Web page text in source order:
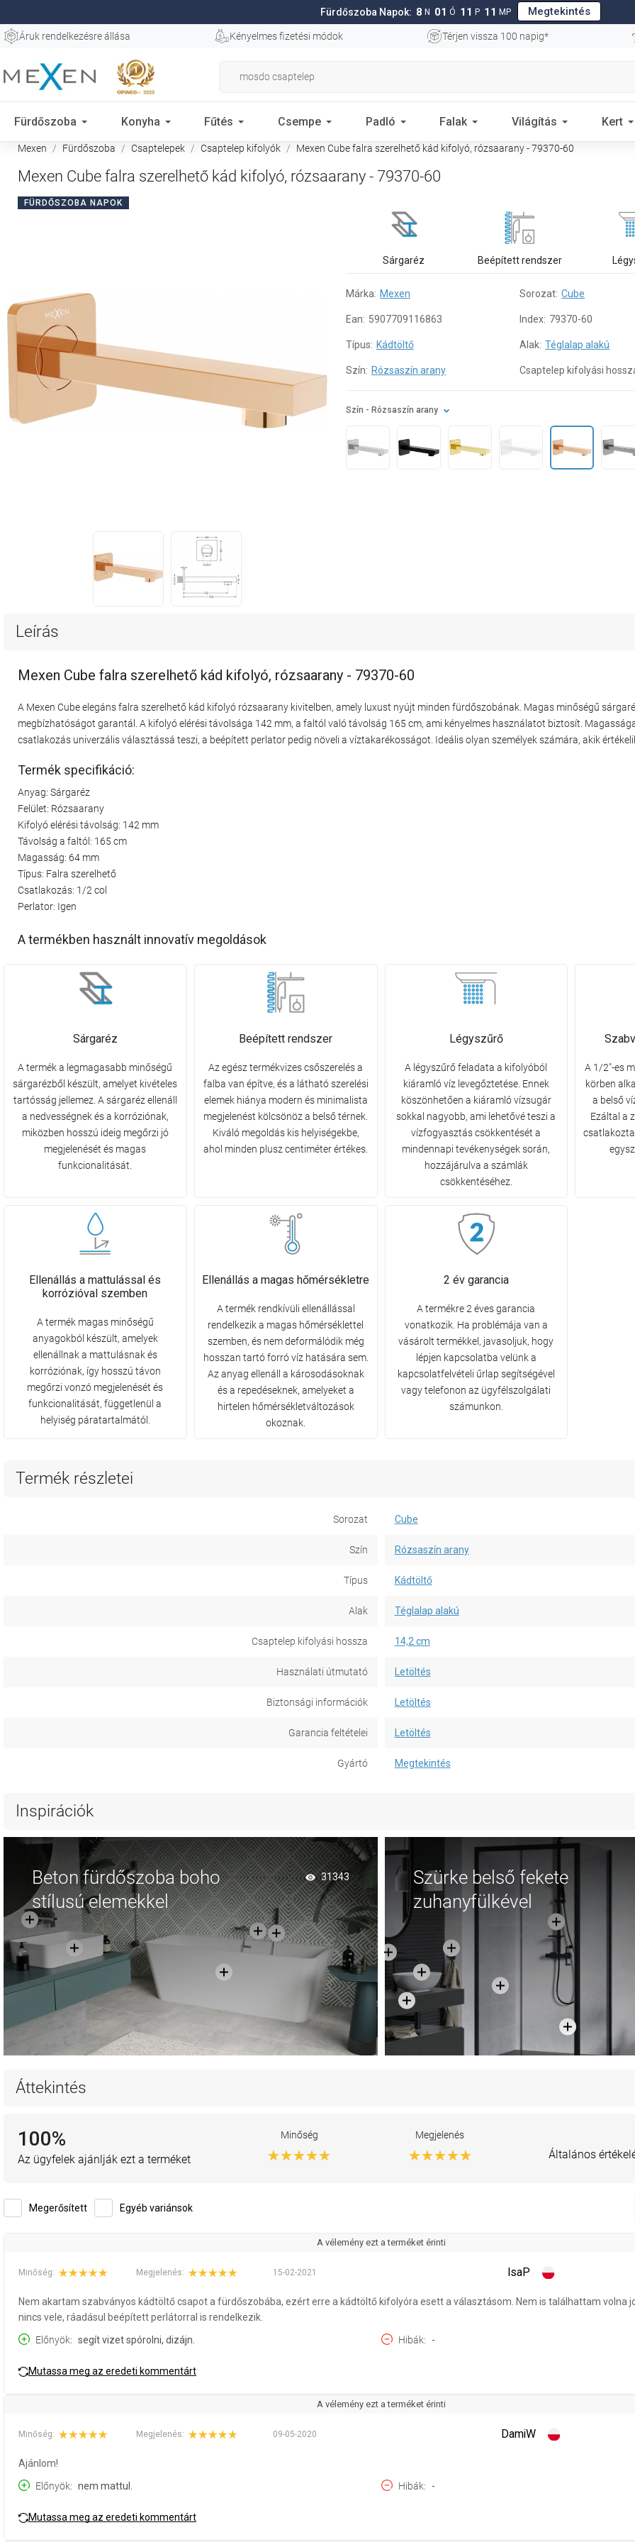
Fürdőszoba Napok: 8 N 01 Ó 11 P 10 MP Megtekintés
Áruk rendelkezésre állása Kényelmes fizetési módok Térjen vissza 100 napig*
Fürdőszoba Konyha Fűtés Csempe Padló Falak Világítás Kert
Mexen Fürdőszoba Csaptelepek Csaptelep kifolyók Mexen Cube falra szerelhető kád kifolyó, rózsaarany - 79370-60
Mexen Cube falra szerelhető kád kifolyó, rózsaarany - 79370-60
FÜRDŐSZOBA NAPOK
Sárgaréz Beépített rendszer
Márka: Mexen Sorozat: Cube
Ean: 5907709116863 Index: 79370-60
Típus: Kádtöltő Alak: Téglalap alakú
Szín: Rózsaszín arany Csaptelep kifolyási
Szín - Rózsaszín arany
Leírás
Mexen Cube falra szerelhető kád kifolyó, rózsaarany - 79370-60
A Mexen Cube elegáns falra szerelhető kád kifolyó rózsaarany kivitelben, amely luxust nyújt minden fürdőszobának. Magas minőségű
megbízhatóságot garantál. A kifolyó elérési távolsága 142 mm, a faltól való távolság 165 cm, ami kényelmes használatot biztosít.
csatlakozás univerzális választássá teszi, a beépített perlator pedig növeli a víztakarékosságot. Ideális olyan személyek számára, akik
Termék specifikáció:
Anyag: Sárgaréz
Felület: Rózsaarany
Kifolyó elérési távolság: 142 mm
Távolság a faltól: 165 cm
Magasság: 64 mm
Típus: Falra szerelhető
Csatlakozás: 1/2 col
Perlator: Igen
A termékben használt innovatív megoldások
Sárgaréz
A termék a legmagasabb minőségű
sárgarézből készült, amelyet kivételes
tartósság jellemez. A sárgaréz ellenáll
a nedvességnek és a korróziónak,
miközben hosszú ideig megőrzi jó
megjelenését és magas
funkcionalitását.
Beépített rendszer
Az egész termékvizes csőszerelés a
falba van építve, és a látható szerelési
elemek hiánya modern és minimalista
megjelenést kölcsönöz a belső térnek.
Kiváló megoldás kis helyiségekbe,
ahol minden plusz centiméter értékes.
Légyszűrő
A légyszűrő feladata a kifolyóból
kiáramló víz levegőztetése. Ennek
köszönhetően a kiáramló vízsugár
sokkal nagyobb, ami lehetővé teszi a
vízfogyasztás csökkentését a
mindennapi tevékenységek során,
hozzájárulva a számlák
csökkentéséhez.
A 1/2"-es
körben
a belső
Ezáltal a
Ellenállás a mattulással és
korrózióval szemben
A termék magas minőségű
anyagokból készült, amelyek
ellenállnak a mattulásnak és
korróziónak, így hosszú távon
megőrzi vonzó megjelenését és
funkcionalitását, függetlenül a
helyiség páratartalmától.
Ellenállás a magas hőmérsékletre
A termék rendkívüli ellenállással
rendelkezik a magas hőmérséklettel
szemben, és nem deformálódik még
hosszan tartó forró víz hatására sem.
Az anyag ellenáll a károsodásoknak
és a repedéseknek, amelyeket a
hirtelen hőmérsékletváltozások
okoznak.
2 év garancia
A termékre 2 éves garancia
vonatkozik. Ha problémája van a
vásárolt termékkel, javasoljuk, hogy
lépjen kapcsolatba velünk a
kapcsolatfelvételi űrlap segítségével
vagy telefonon az ügyfélszolgálati
számunkon.
Termék részletei
Sorozat Cube
Szín Rózsaszín arany
Típus Kádtöltő
Alak Téglalap alakú
Csaptelep kifolyási hossza 14,2 cm
Használati útmutató Letöltés
Biztonsági információk Letöltés
Garancia feltételei Letöltés
Gyártó Megtekintés
Inspirációk
Beton fürdőszoba boho
stílusú elemekkel
31343
Szürke belső fekete
zuhanyfülkével
Áttekintés
100%
Az ügyfelek ajánlják ezt a terméket
Minőség Megjelenés
Általános
Megerősített Egyéb variánsok
A vélemény ezt a terméket érinti
IsaP
15-02-2021
Minőség: Megjelenés:
Nem akartam szabványos kádtöltő csapot a fürdőszobába, ezért erre a kádtöltő kifolyóra esett a választásom. Nem is találhattam volna
nincs vele, ráadásul beépített perlátorral is rendelkezik.
Előnyök
segít vizet spórolni, dizájn. Hibák -
Mutassa meg az eredeti kommentárt
A vélemény ezt a terméket érinti
DamiW
09-05-2020
Minőség: Megjelenés:
Ajánlom!
Előnyök
nem mattul. Hibák -
Mutassa meg az eredeti kommentárt